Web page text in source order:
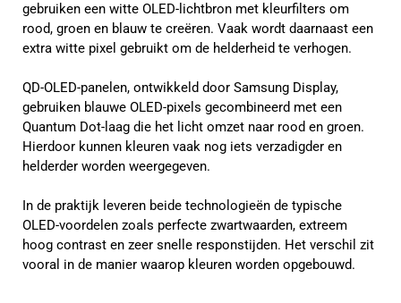
gebruiken een witte OLED-lichtbron met kleurfilters om
rood, groen en blauw te creëren. Vaak wordt daarnaast een
extra witte pixel gebruikt om de helderheid te verhogen.
QD-OLED-panelen, ontwikkeld door Samsung Display,
gebruiken blauwe OLED-pixels gecombineerd met een
Quantum Dot-laag die het licht omzet naar rood en groen.
Hierdoor kunnen kleuren vaak nog iets verzadigder en
helderder worden weergegeven.
In de praktijk leveren beide technologieën de typische
OLED-voordelen zoals perfecte zwartwaarden, extreem
hoog contrast en zeer snelle responstijden. Het verschil zit
vooral in de manier waarop kleuren worden opgebouwd.